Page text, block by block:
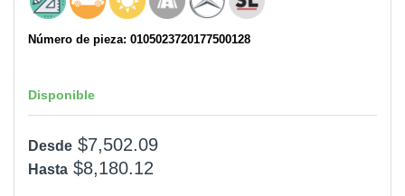
Número de pieza: 0105023720177500128
Disponible
Desde $7,502.09
Hasta $8,180.12